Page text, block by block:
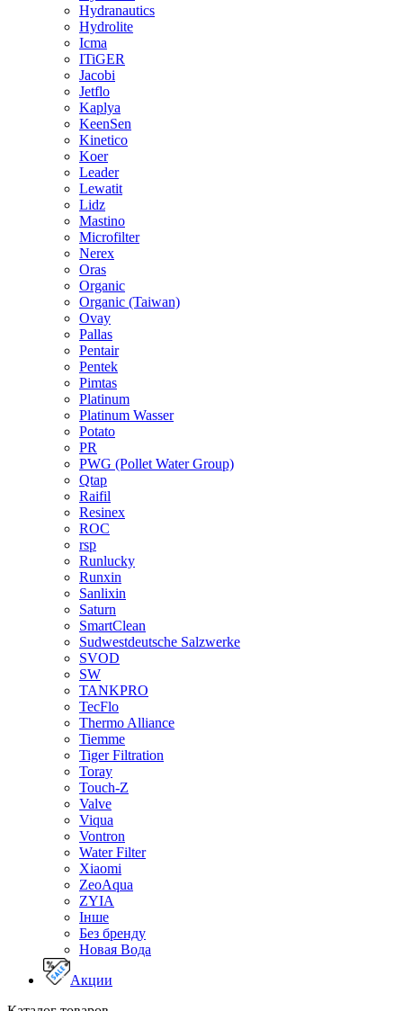
Hydranautics
Hydrolite
Icma
ITiGER
Jacobi
Jetflo
Kaplya
KeenSen
Kinetico
Koer
Leader
Lewatit
Lidz
Mastino
Microfilter
Nerex
Oras
Organic
Organic (Taiwan)
Ovay
Pallas
Pentair
Pentek
Pimtas
Platinum
Platinum Wasser
Potato
PR
PWG (Pollet Water Group)
Qtap
Raifil
Resinex
ROC
rsp
Runlucky
Runxin
Sanlixin
Saturn
SmartClean
Sudwestdeutsche Salzwerke
SVOD
SW
TANKPRO
TecFlo
Thermo Alliance
Tiemme
Tiger Filtration
Toray
Touch-Z
Valve
Viqua
Vontron
Water Filter
Xiaomi
ZeoAqua
ZYIA
Інше
Без бренду
Новая Вода
Акции